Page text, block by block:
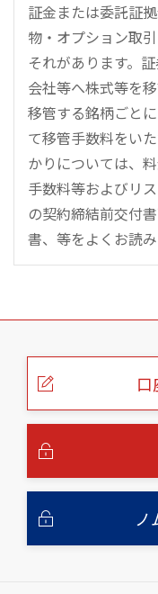
証金または委託証
物・オプション取
それがあります。
会社等へ株式等を
移管する銘柄ごと
て移管手数料をい
かりについては、
手数料等およびリ
の契約締結前交付
書、等をよくお読み
こ
ノ